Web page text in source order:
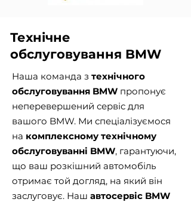
Технічне
обслуговування BMW
Наша команда з технічного
обслуговування BMW пропонує
неперевершений сервіс для
вашого BMW. Ми спеціалізуємося
на комплексному технічному
обслуговуванні BMW, гарантуючи,
що ваш розкішний автомобіль
отримає той догляд, на який він
заслуговує. Наш автосервіс BMW